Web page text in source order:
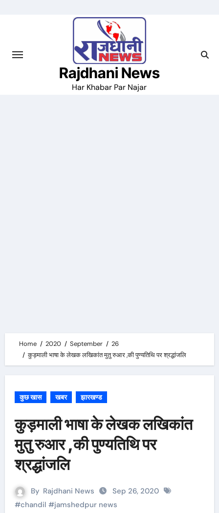
Rajdhani News
Har Khabar Par Najar
Home 2020 September
26
कुड़माली भाषा के लेखक लखिकांत मुतु रुआर ,की पुण्यतिथि पर श्रद्धांजलि
कुछ खास खबर झारखण्ड
कुड़माली भाषा के लेखक लखिकांत
मुतु रुआर ,की पुण्यतिथि पर
श्रद्धांजलि
By Rajdhani News
Sep 26, 2020
#chandil #jamshedpur news